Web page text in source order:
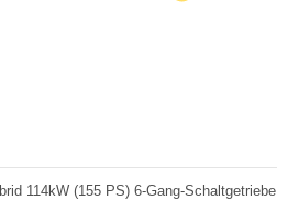
114kW (155 PS) 6-Gang-Schaltgetriebe